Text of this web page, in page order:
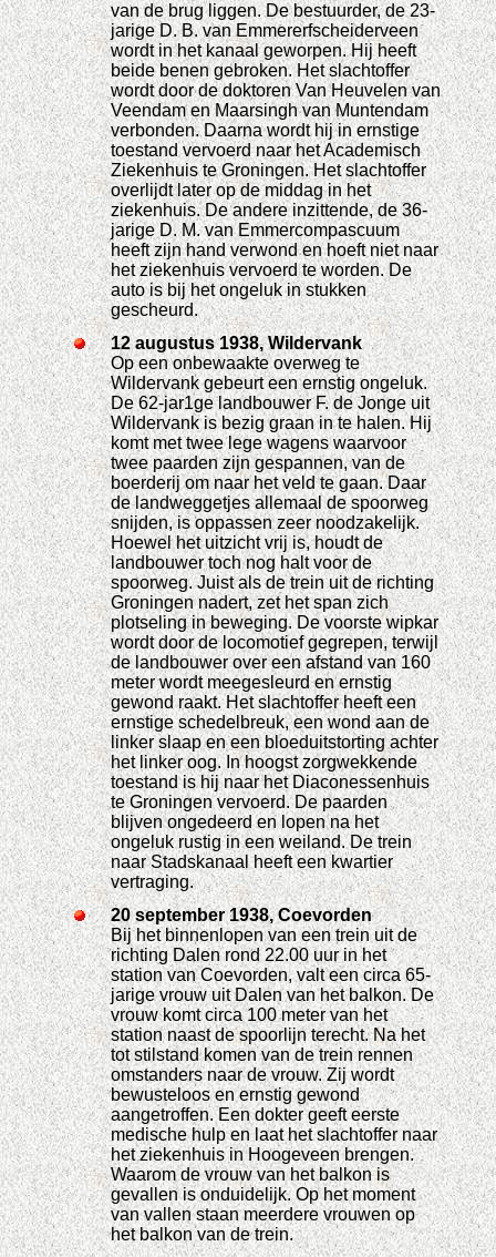
van de brug liggen. De bestuurder, de 23-
jarige D. B. van Emmererfscheiderveen
wordt in het kanaal geworpen. Hij heeft
beide benen gebroken. Het slachtoffer
wordt door de doktoren Van Heuvelen van
Veendam en Maarsingh van Muntendam
verbonden. Daarna wordt hij in ernstige
toestand vervoerd naar het Academisch
Ziekenhuis te Groningen. Het slachtoffer
overlijdt later op de middag in het
ziekenhuis. De andere inzittende, de 36-
jarige D. M. van Emmercompascuum
heeft zijn hand verwond en hoeft niet naar
het ziekenhuis vervoerd te worden. De
auto is bij het ongeluk in stukken
gescheurd.
12 augustus 1938, Wildervank
Op een onbewaakte overweg te
Wildervank gebeurt een ernstig ongeluk.
De 62-jar1ge landbouwer F. de Jonge uit
Wildervank is bezig graan in te halen. Hij
komt met twee lege wagens waarvoor
twee paarden zijn gespannen, van de
boerderij om naar het veld te gaan. Daar
de landweggetjes allemaal de spoorweg
snijden, is oppassen zeer noodzakelijk.
Hoewel het uitzicht vrij is, houdt de
landbouwer toch nog halt voor de
spoorweg. Juist als de trein uit de richting
Groningen nadert, zet het span zich
plotseling in beweging. De voorste wipkar
wordt door de locomotief gegrepen, terwijl
de landbouwer over een afstand van 160
meter wordt meegesleurd en ernstig
gewond raakt. Het slachtoffer heeft een
ernstige schedelbreuk, een wond aan de
linker slaap en een bloeduitstorting achter
het linker oog. In hoogst zorgwekkende
toestand is hij naar het Diaconessenhuis
te Groningen vervoerd. De paarden
blijven ongedeerd en lopen na het
ongeluk rustig in een weiland. De trein
naar Stadskanaal heeft een kwartier
vertraging.
20 september 1938, Coevorden
Bij het binnenlopen van een trein uit de
richting Dalen rond 22.00 uur in het
station van Coevorden, valt een circa 65-
jarige vrouw uit Dalen van het balkon. De
vrouw komt circa 100 meter van het
station naast de spoorlijn terecht. Na het
tot stilstand komen van de trein rennen
omstanders naar de vrouw. Zij wordt
bewusteloos en ernstig gewond
aangetroffen. Een dokter geeft eerste
medische hulp en laat het slachtoffer naar
het ziekenhuis in Hoogeveen brengen.
Waarom de vrouw van het balkon is
gevallen is onduidelijk. Op het moment
van vallen staan meerdere vrouwen op
het balkon van de trein.